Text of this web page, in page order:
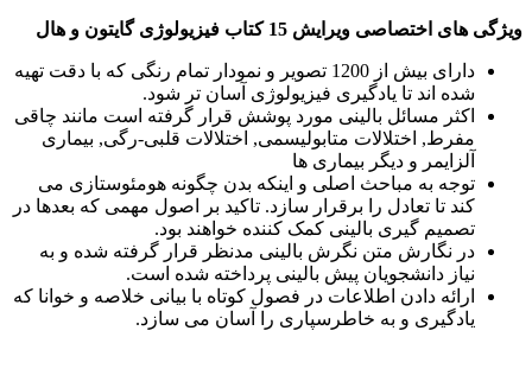
ویژگی های اختصاصی ویرایش 15 کتاب فیزیولوژی گایتون و هال
دارای بیش از 1200 تصویر و نمودار تمام رنگی که با دقت تهیه
شده اند تا یادگیری فیزیولوژی آسان تر شود.
اکثر مسائل بالینی مورد پوشش قرار گرفته است مانند چاقی
مفرط, اختلالات متابولیسمی, اختلالات قلبی-رگی, بیماری
آلزایمر و دیگر بیماری ها
توجه به مباحث اصلی و اینکه بدن چگونه هومئوستازی می
کند تا تعادل را برقرار سازد. تاکید بر اصول مهمی که بعدها در
تصمیم گیری بالینی کمک کننده خواهند بود.
در نگارش متن نگرش بالینی مدنظر قرار گرفته شده و به
نیاز دانشجویان پیش بالینی پرداخته شده است.
ارائه دادن اطلاعات در فصول کوتاه با بیانی خلاصه و خوانا که
یادگیری و به خاطرسپاری را آسان می سازد.